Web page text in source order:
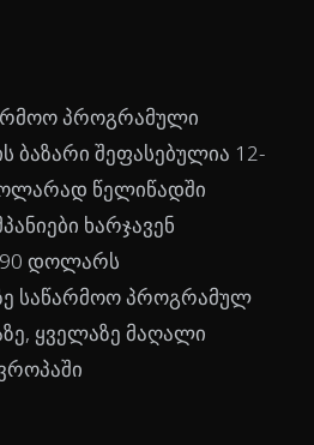
პროგრამული
ბაზარი შეფასებულია 12-
წელიწადში
ხარჯავენ
დოლარს
საწარმოო პროგრამულ
ყველაზე მაღალი